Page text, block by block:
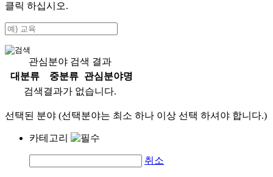
클릭 하십시오.
관심분야 검색 결과
대분류
중분류
관심분야명
검색결과가 없습니다.
선택된 분야 (선택분야는 최소 하나 이상 선택 하셔야 합니다.)
카테고리
취소